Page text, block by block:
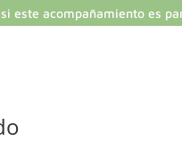
si este acompañamiento es